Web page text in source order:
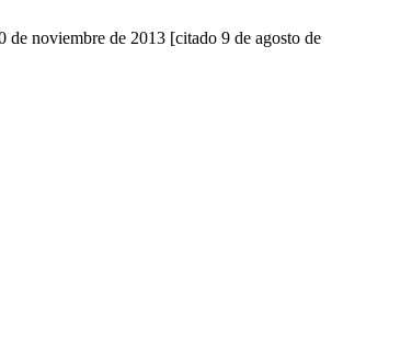
noviembre de 2013 [citado 9 de agosto de